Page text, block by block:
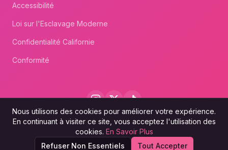
Nous utilisons des cookies pour améliorer votre expérience.
En continuant à visiter ce site, vous acceptez l'utilisation des
cookies. En Savoir Plus
Refuser Non Essentiels
Tout Accepter
Accessibilité
Loi sur l'Esclavage Moderne
Confidentialité Californie
Conformité
© 2026 WhatsLove™. All rights reserved.